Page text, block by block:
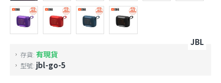
存貨: 有現貨
型號: jbl-go-5
JBL